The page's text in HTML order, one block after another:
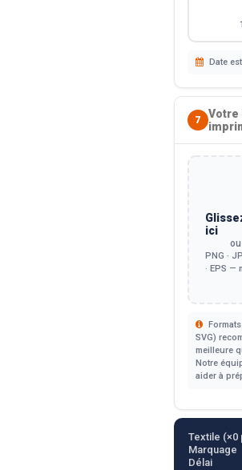
Date
7
Votre
ici
ou
PNG ·
· EPS —
SVG)
meilleure
Notre
aider à
Textile (×0
Marquage
Délai